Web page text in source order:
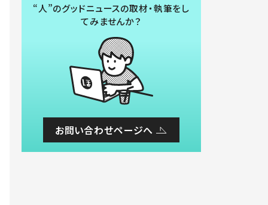
“人”のグッドニュースの取材・執筆をし
てみませんか？
お問い合わせページへ